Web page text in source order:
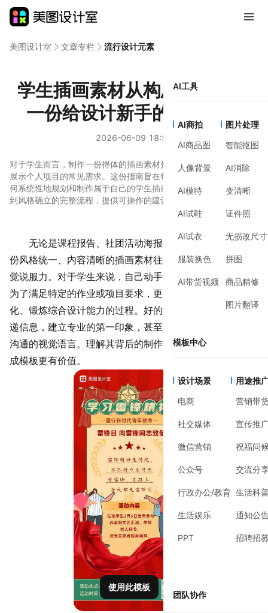
AI工具
AI商拍
AI商品图
人像背景
AI模特
AI试鞋
AI试衣
服装换色
AI带货视频
图片处理
智能抠图
AI消除
变清晰
证件照
无损改尺寸
拼图
商品精修
图片翻译
模板中心
设计场景
电商
社交媒体
微信营销
公众号
行政办公/教育
生活娱乐
PPT
用途推
营销带
宣传推
祝福问
交流分
生活科
通知公
招聘招
团队协作
美图设计室 文章专栏 流行设计元素
学生插画素材从构思到制作，
一份给设计新手的实用指南
2026-06-09 18:55
对于学生而言，制作一份得体的插画素材是完成作业、参与竞赛或
展示个人项目的常见需求。这份指南旨在帮助零基础的学生理解如
何系统性地规划和制作属于自己的学生插画素材，涵盖从前期构思
到风格确立的完整流程，提供可操作的建议。
无论是课程报告、社团活动海报，还是个人作品集，一
份风格统一、内容清晰的插画素材往往能瞬间提升作品的视
觉说服力。对于学生来说，自己动手制作这些素材，不仅是
为了满足特定的作业或项目要求，更是一个将抽象想法具象
化、锻炼综合设计能力的过程。好的学生插画素材能有效传
递信息，建立专业的第一印象，甚至在小组协作中成为高效
沟通的视觉语言。理解其背后的制作逻辑，远比单纯寻找现
成模板更有价值。
使用此模板